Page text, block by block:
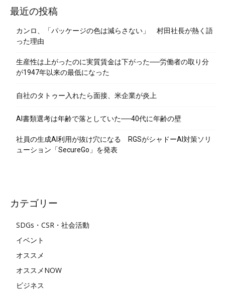
最近の投稿
カンロ、「パッケージの色は減らさない」 村田社長が熱く語
った理由
生産性は上がったのに実質賃金は下がった──労働者の取り分
が1947年以来の最低になった
自社のタトゥー入れたら面接、米企業が炎上
AI書類選考は年齢で落としていた──40代に年齢の壁
社員の生成AI利用が抜け穴になる RGSがシャドーAI対策ソリ
ューション「SecureGo」を発表
カテゴリー
SDGs・CSR・社会活動
イベント
オススメ
オススメNOW
ビジネス